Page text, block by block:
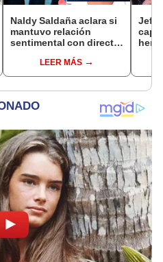
Naldy Saldaña aclara si
mantuvo relación
sentimental con director
denunciarlo por
tocamientos: “Me
LEER MÁS